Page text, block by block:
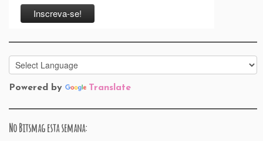
Powered by Translate
No Bitsmag esta semana: